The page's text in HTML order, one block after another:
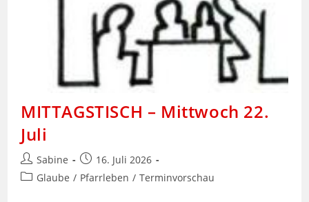
MITTAGSTISCH – Mittwoch 22.
Juli
Beitrags-
Autor:
Sabine
Beitrag
veröffentlicht:
16. Juli 2026
Beitrags-
Glaube / Pfarrleben / Terminvorschau